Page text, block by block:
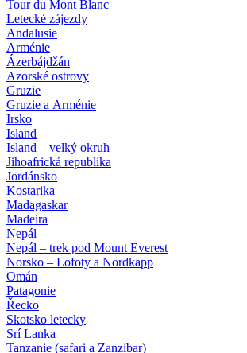
Tour du Mont Blanc
Letecké zájezdy
Andalusie
Arménie
Ázerbájdžán
Azorské ostrovy
Gruzie
Gruzie a Arménie
Irsko
Island
Island – velký okruh
Jihoafrická republika
Jordánsko
Kostarika
Madagaskar
Madeira
Nepál
Nepál – trek pod Mount Everest
Norsko – Lofoty a Nordkapp
Omán
Patagonie
Řecko
Skotsko letecky
Srí Lanka
Tanzanie (safari a Zanzibar)